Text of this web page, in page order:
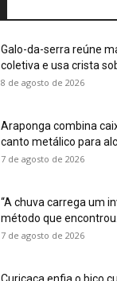
Curicaca enfia o bico
7 de agosto de 2026
7 de agosto de 2026